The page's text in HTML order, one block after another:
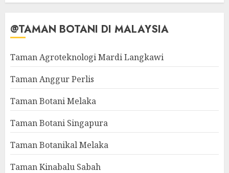
@TAMAN BOTANI DI MALAYSIA
Taman Agroteknologi Mardi Langkawi
Taman Anggur Perlis
Taman Botani Melaka
Taman Botani Singapura
Taman Botanikal Melaka
Taman Kinabalu Sabah